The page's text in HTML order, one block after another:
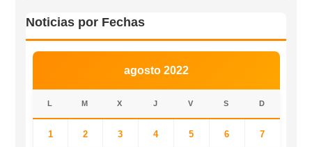
Noticias por Fechas
agosto 2022
L M X J V S D
1 2 3 4 5 6 7